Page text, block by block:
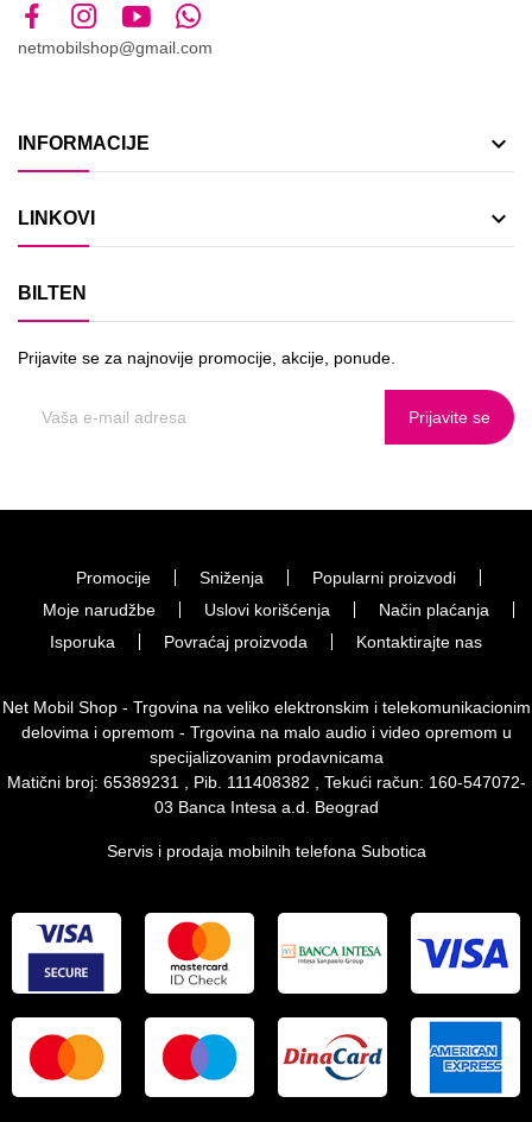
netmobilshop@gmail.com
INFORMACIJE 
LINKOVI 
BILTEN
Prijavite se za najnovije promocije, akcije, ponude.
Prijavite se
Promocije Sniženja
Popularni proizvodi
Moje narudžbe
Uslovi korišćenja
Način plaćanja
Isporuka
Povraćaj proizvoda Kontaktirajte nas
Net Mobil Shop - Trgovina na veliko elektronskim i telekomunikacionim
delovima i opremom - Trgovina na malo audio i video opremom u
specijalizovanim prodavnicama
Matični broj: 65389231 , Pib. 111408382 , Tekući račun: 160-547072-
03 Banca Intesa a.d. Beograd
Servis i prodaja mobilnih telefona Subotica